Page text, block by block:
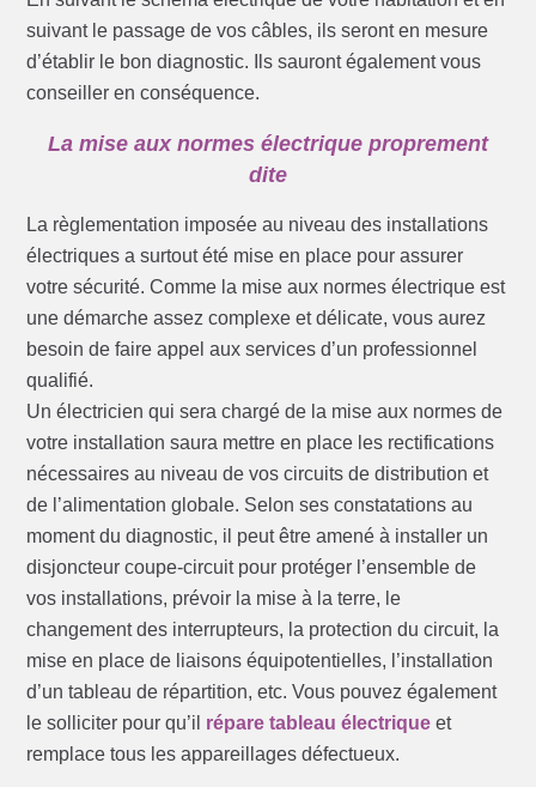
suivant le passage de vos câbles, ils seront en mesure
d’établir le bon diagnostic. Ils sauront également vous
conseiller en conséquence.
La mise aux normes électrique proprement
dite
La règlementation imposée au niveau des installations
électriques a surtout été mise en place pour assurer
votre sécurité. Comme la mise aux normes électrique est
une démarche assez complexe et délicate, vous aurez
besoin de faire appel aux services d’un professionnel
qualifié.
Un électricien qui sera chargé de la mise aux normes de
votre installation saura mettre en place les rectifications
nécessaires au niveau de vos circuits de distribution et
de l’alimentation globale. Selon ses constatations au
moment du diagnostic, il peut être amené à installer un
disjoncteur coupe-circuit pour protéger l’ensemble de
vos installations, prévoir la mise à la terre, le
changement des interrupteurs, la protection du circuit, la
mise en place de liaisons équipotentielles, l’installation
d’un tableau de répartition, etc. Vous pouvez également
le solliciter pour qu’il répare tableau électrique et
remplace tous les appareillages défectueux.